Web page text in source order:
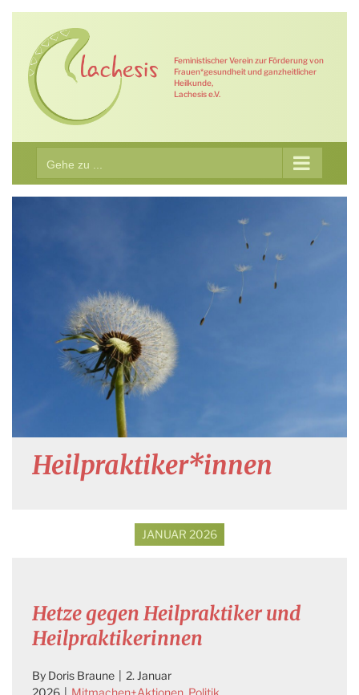
Zum
springen
Feministischer Verein zur Förderung von
Frauen*gesundheit und ganzheitlicher
Heilkunde,
Lachesis e.V.
Gehe zu ...
Heilpraktiker*innen
JANUAR 2026
Hetze gegen Heilpraktiker und
Heilpraktikerinnen
By Doris Braune
2. Januar